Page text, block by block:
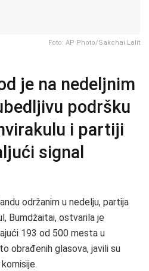
Foto: AP Photo/Sakchai Lalit
je na nedeljnim
podršku
i partiji
signal
održanim u nedelju, partija
Bumdžaitai, ostvarila je
193 od 500 mesta u
obrađenih glasova, javili su